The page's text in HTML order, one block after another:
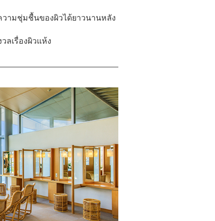
ามชุ่มชื้นของผิวได้ยาวนานหลัง
เรื่องผิวแห้ง